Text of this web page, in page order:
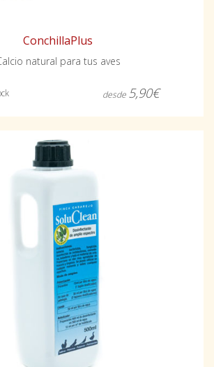
ConchillaPlus
natural para tus aves
desde 5,90€